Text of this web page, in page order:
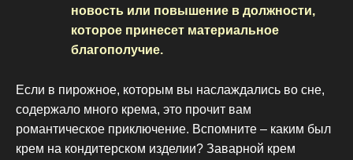
новость или повышение в должности,
которое принесет материальное
благополучие.
Если в пирожное, которым вы наслаждались во сне,
содержало много крема, это прочит вам
романтическое приключение. Вспомните – каким был
крем на кондитерском изделии? Заварной крем